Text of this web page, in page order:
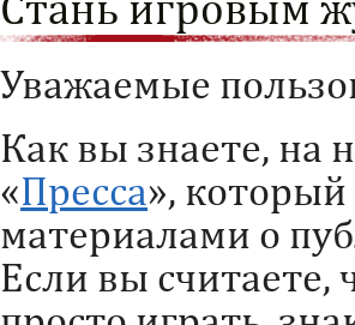
Уважаемые
Как вы знаете, на
«Пресса»,
материалами о
Если вы считаете,